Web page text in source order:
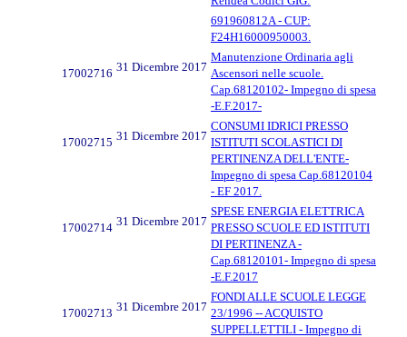
691960812A - CUP:
F24H16000950003.
17002716 31 Dicembre 2017
Manutenzione Ordinaria agli
Ascensori nelle scuole.
Cap.68120102- Impegno di spesa
-E.F.2017-
17002715 31 Dicembre 2017
CONSUMI IDRICI PRESSO
ISTITUTI SCOLASTICI DI
PERTINENZA DELL'ENTE-
Impegno di spesa Cap.68120104
- EF 2017.
17002714 31 Dicembre 2017
SPESE ENERGIA ELETTRICA
PRESSO SCUOLE ED ISTITUTI
DI PERTINENZA -
Cap.68120101- Impegno di spesa
-E.F.2017
17002713 31 Dicembre 2017
FONDI ALLE SCUOLE LEGGE
23/1996 -- ACQUISTO
SUPPELLETTILI - Impegno di